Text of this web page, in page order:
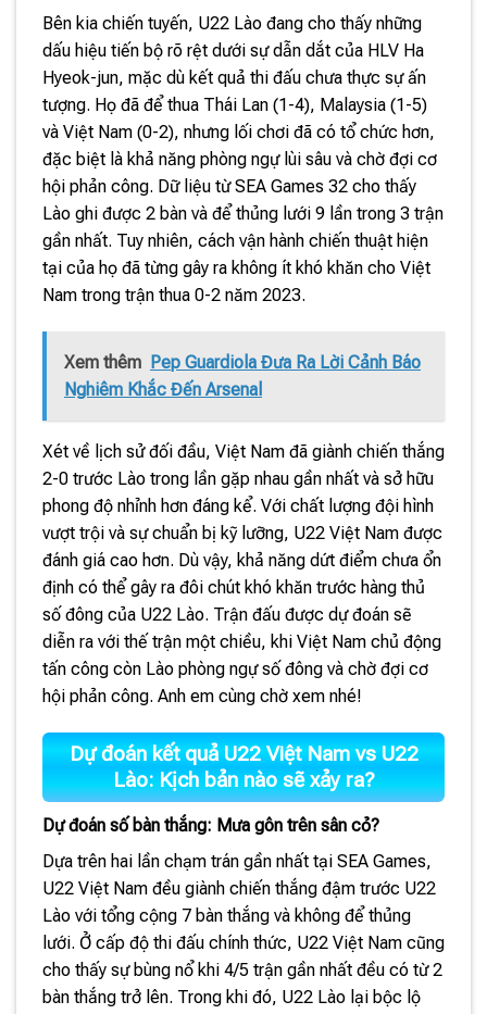
Bên kia chiến tuyến, U22 Lào đang cho thấy những
dấu hiệu tiến bộ rõ rệt dưới sự dẫn dắt của HLV Ha
Hyeok-jun, mặc dù kết quả thi đấu chưa thực sự ấn
tượng. Họ đã để thua Thái Lan (1-4), Malaysia (1-5)
và Việt Nam (0-2), nhưng lối chơi đã có tổ chức hơn,
đặc biệt là khả năng phòng ngự lùi sâu và chờ đợi cơ
hội phản công. Dữ liệu từ SEA Games 32 cho thấy
Lào ghi được 2 bàn và để thủng lưới 9 lần trong 3 trận
gần nhất. Tuy nhiên, cách vận hành chiến thuật hiện
tại của họ đã từng gây ra không ít khó khăn cho Việt
Nam trong trận thua 0-2 năm 2023.
Xem thêm Pep Guardiola Đưa Ra Lời Cảnh Báo
Nghiêm Khắc Đến Arsenal
Xét về lịch sử đối đầu, Việt Nam đã giành chiến thắng
2-0 trước Lào trong lần gặp nhau gần nhất và sở hữu
phong độ nhỉnh hơn đáng kể. Với chất lượng đội hình
vượt trội và sự chuẩn bị kỹ lưỡng, U22 Việt Nam được
đánh giá cao hơn. Dù vậy, khả năng dứt điểm chưa ổn
định có thể gây ra đôi chút khó khăn trước hàng thủ
số đông của U22 Lào. Trận đấu được dự đoán sẽ
diễn ra với thế trận một chiều, khi Việt Nam chủ động
tấn công còn Lào phòng ngự số đông và chờ đợi cơ
hội phản công. Anh em cùng chờ xem nhé!
Dự đoán kết quả U22 Việt Nam vs U22
Lào: Kịch bản nào sẽ xảy ra?
Dự đoán số bàn thắng: Mưa gôn trên sân cỏ?
Dựa trên hai lần chạm trán gần nhất tại SEA Games,
U22 Việt Nam đều giành chiến thắng đậm trước U22
Lào với tổng cộng 7 bàn thắng và không để thủng
lưới. Ở cấp độ thi đấu chính thức, U22 Việt Nam cũng
cho thấy sự bùng nổ khi 4/5 trận gần nhất đều có từ 2
bàn thắng trở lên. Trong khi đó, U22 Lào lại bộc lộ